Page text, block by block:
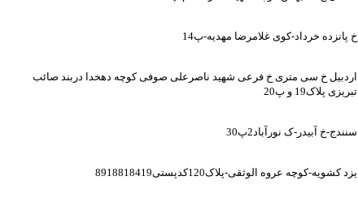
خ پانزده خرداد-کوی غلامرضا مهدیه-پ14
اردبیل خ سی متری خ فرعی شهید ناصرعلی صوفی کوچه دهخدا دربند صائب
تبریزی پلاک19 و پ20
سنندج-خ آبیدر-ک نورآباد2پ30
یزد کشویه-کوچه عروه الوثقی-پلاک120کدپستی8918818419